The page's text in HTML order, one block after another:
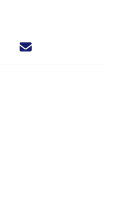
Deel dit nieuwsbericht via X -
Deel dit nieuwsbericht via
Deel dit nieuwsbericht
Deel dit